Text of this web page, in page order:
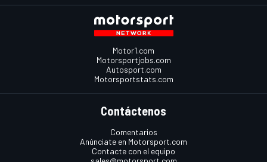
Motor1.com
Motorsportjobs.com
Autosport.com
Motorsportstats.com
Contáctenos
Comentarios
Anúnciate en Motorsport.com
Contacte con el equipo